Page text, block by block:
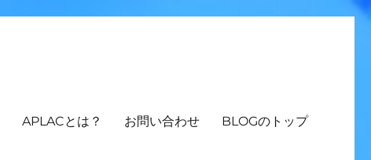
APLACとは？ お問い合わせ BLOGのトップ